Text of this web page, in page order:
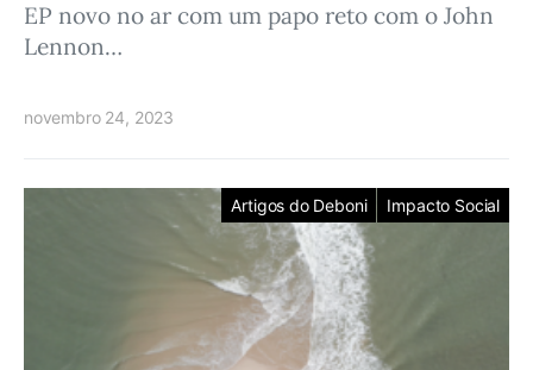
EP novo no ar com um papo reto com o John
Lennon…
novembro 24, 2023
Artigos do Deboni Impacto Social